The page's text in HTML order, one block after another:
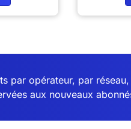
par opérateur, par
aux nouveaux